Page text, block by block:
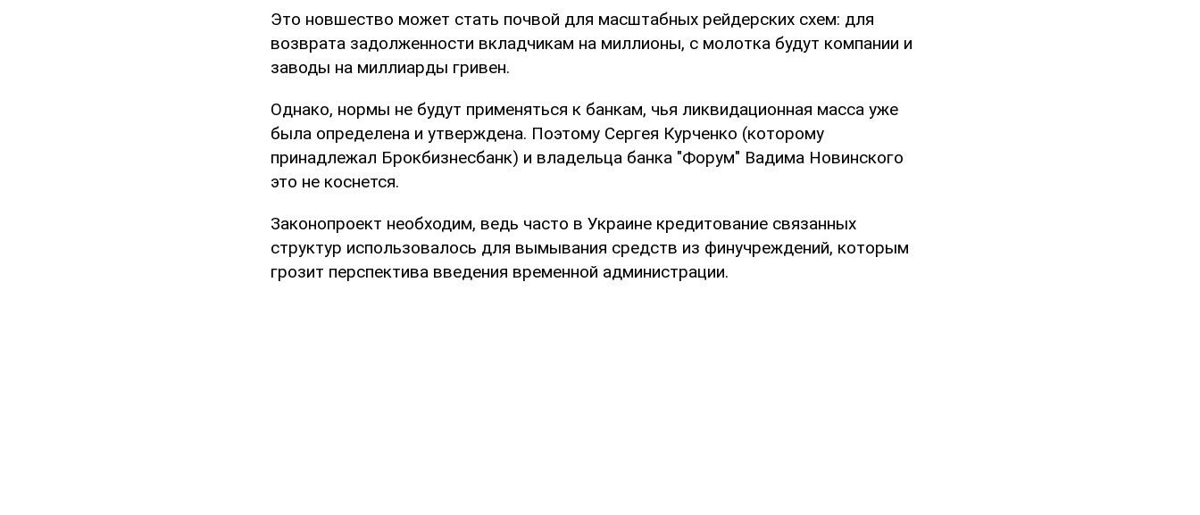
Это новшество может стать почвой для масштабных рейдерских схем: для
возврата задолженности вкладчикам на миллионы, с молотка будут компании и
заводы на миллиарды гривен.
Однако, нормы не будут применяться к банкам, чья ликвидационная масса уже
была определена и утверждена. Поэтому Сергея Курченко (которому
принадлежал Брокбизнесбанк) и владельца банка "Форум" Вадима Новинского
это не коснется.
Законопроект необходим, ведь часто в Украине кредитование связанных
структур использовалось для вымывания средств из финучреждений, которым
грозит перспектива введения временной администрации.